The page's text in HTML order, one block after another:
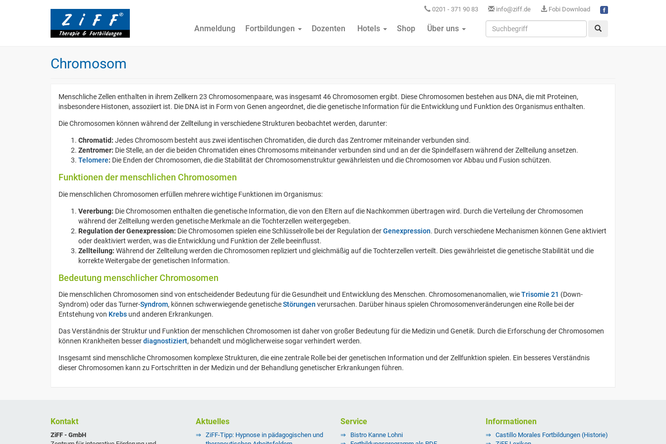
0201 - 371 90 83 info@ziff.de Fobi Download
Anmeldung Fortbildungen Dozenten Hotels Shop Über uns
Chromosom
Menschliche Zellen enthalten in ihrem Zellkern 23 Chromosomenpaare, was insgesamt 46 Chromosomen ergibt. Diese Chromosomen bestehen aus DNA, die mit Proteinen,
insbesondere Histonen, assoziiert ist. Die DNA ist in Form von Genen angeordnet, die die genetische Information für die Entwicklung und Funktion des Organismus enthalten.
Die Chromosomen können während der Zellteilung in verschiedene Strukturen beobachtet werden, darunter:
Chromatid: Jedes Chromosom besteht aus zwei identischen Chromatiden, die durch das Zentromer miteinander verbunden sind.
Zentromer: Die Stelle, an der die beiden Chromatiden eines Chromosoms miteinander verbunden sind und an der die Spindelfasern während der Zellteilung ansetzen.
Telomere: Die Enden der Chromosomen, die die Stabilität der Chromosomenstruktur gewährleisten und die Chromosomen vor Abbau und Fusion schützen.
Funktionen der menschlichen Chromosomen
Die menschlichen Chromosomen erfüllen mehrere wichtige Funktionen im Organismus:
Vererbung: Die Chromosomen enthalten die genetische Information, die von den Eltern auf die Nachkommen übertragen wird. Durch die Verteilung der Chromosomen
während der Zellteilung werden genetische Merkmale an die Tochterzellen weitergegeben.
Regulation der Genexpression: Die Chromosomen spielen eine Schlüsselrolle bei der Regulation derGenexpression. Durch verschiedene Mechanismen können Gene aktiviert
oder deaktiviert werden, was die Entwicklung und Funktion der Zelle beeinflusst.
Zellteilung: Während der Zellteilung werden die Chromosomen repliziert und gleichmäßig auf die Tochterzellen verteilt. Dies gewährleistet die genetische Stabilität und die
korrekte Weitergabe der genetischen Information.
Bedeutung menschlicher Chromosomen
Die menschlichen Chromosomen sind von entscheidender Bedeutung für die Gesundheit und Entwicklung des Menschen. Chromosomenanomalien, wieTrisomie 21 (Down-
Syndrom) oder das Turner-Syndrom, können schwerwiegende genetischeStörungen verursachen. Darüber hinaus spielen Chromosomenveränderungen eine Rolle bei der
Entstehung von Krebs und anderen Erkrankungen.
Das Verständnis der Struktur und Funktion der menschlichen Chromosomen ist daher von großer Bedeutung für die Medizin und Genetik. Durch die Erforschung der Chromosomen
können Krankheiten besserdiagnostiziert, behandelt und möglicherweise sogar verhindert werden.
Insgesamt sind menschliche Chromosomen komplexe Strukturen, die eine zentrale Rolle bei der genetischen Information und der Zellfunktion spielen. Ein besseres Verständnis
dieser Chromosomen kann zu Fortschritten in der Medizin und der Behandlung genetischer Erkrankungen führen.
Kontakt
ZiFF - GmbH
Aktuelles
ZiFF-Tipp: Hypnose in pädagogischen und
Service
Bistro Kanne Lohni
Informationen
Castillo Morales Fortbildungen (Historie)